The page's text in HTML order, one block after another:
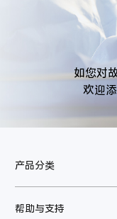
如您对
欢迎
产品分类
帮助与支持